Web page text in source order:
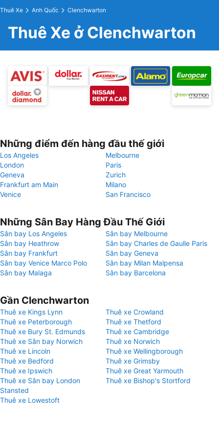
Thuê Xe Anh Quốc Clenchwarton
Thuê Xe ở Clenchwarton
Những điểm đến hàng đầu thế giới
Los Angeles
Melbourne
London
Paris
Geneva
Zurich
Frankfurt am Main
Milano
Venice
San Francisco
Những Sân Bay Hàng Đầu Thế Giới
Sân bay Los Angeles
Sân bay Melbourne
Sân bay Heathrow
Sân bay Charles de Gaulle Paris
Sân bay Frankfurt
Sân bay Geneva
Sân bay Venice Marco Polo
Sân bay Milan Malpensa
Sân bay Malaga
Sân bay Barcelona
Gần Clenchwarton
Thuê xe Kings Lynn
Thuê xe Crowland
Thuê xe Peterborough
Thuê xe Thetford
Thuê xe Bury St. Edmunds
Thuê xe Cambridge
Thuê xe Sân bay Norwich
Thuê xe Norwich
Thuê xe Lincoln
Thuê xe Wellingborough
Thuê xe Bedford
Thuê xe Grimsby
Thuê xe Ipswich
Thuê xe Great Yarmouth
Thuê xe Sân bay London
Stansted
Thuê xe Bishop's Stortford
Thuê xe Lowestoft